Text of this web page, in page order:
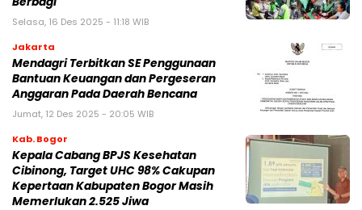
Selasa, 16 Des 2025 - 11:18 WIB
Jakarta
Mendagri Terbitkan SE Penggunaan
Bantuan Keuangan dan Pergeseran
Anggaran Pada Daerah Bencana
Jumat, 12 Des 2025 - 20:05 WIB
Kab. Bogor
Kepala Cabang BPJS Kesehatan
Cibinong, Target UHC 98% Cakupan
Kepertaan Kabupaten Bogor Masih
Memerlukan 2.525 Jiwa